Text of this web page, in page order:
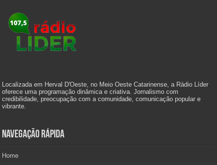
Localizada em Herval D'Oeste, no Meio Oeste Catarinense, a Rádio Líder
oferece uma programação dinâmica e criativa. Jornalismo com
credibilidade, preocupação com a comunidade, comunicação popular e
vibrante.
Navegação Rápida
Home